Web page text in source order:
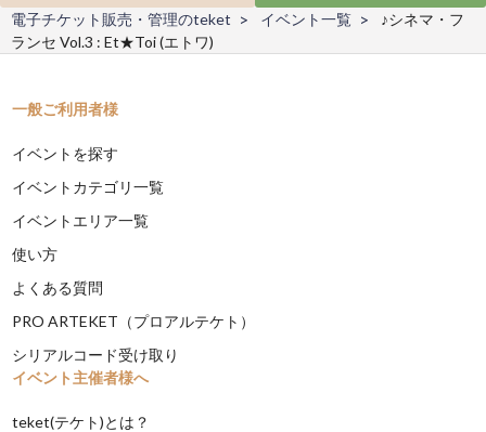
電子チケット販売・管理のteket イベント一覧
♪シネマ・フ
ランセ Vol.3 : Et★Toi (エトワ)
一般ご利用者様
イベントを探す
イベントカテゴリ一覧
イベントエリア一覧
使い方
よくある質問
PRO ARTEKET（プロアルテケト）
シリアルコード受け取り
イベント主催者様へ
teket(テケト)とは？